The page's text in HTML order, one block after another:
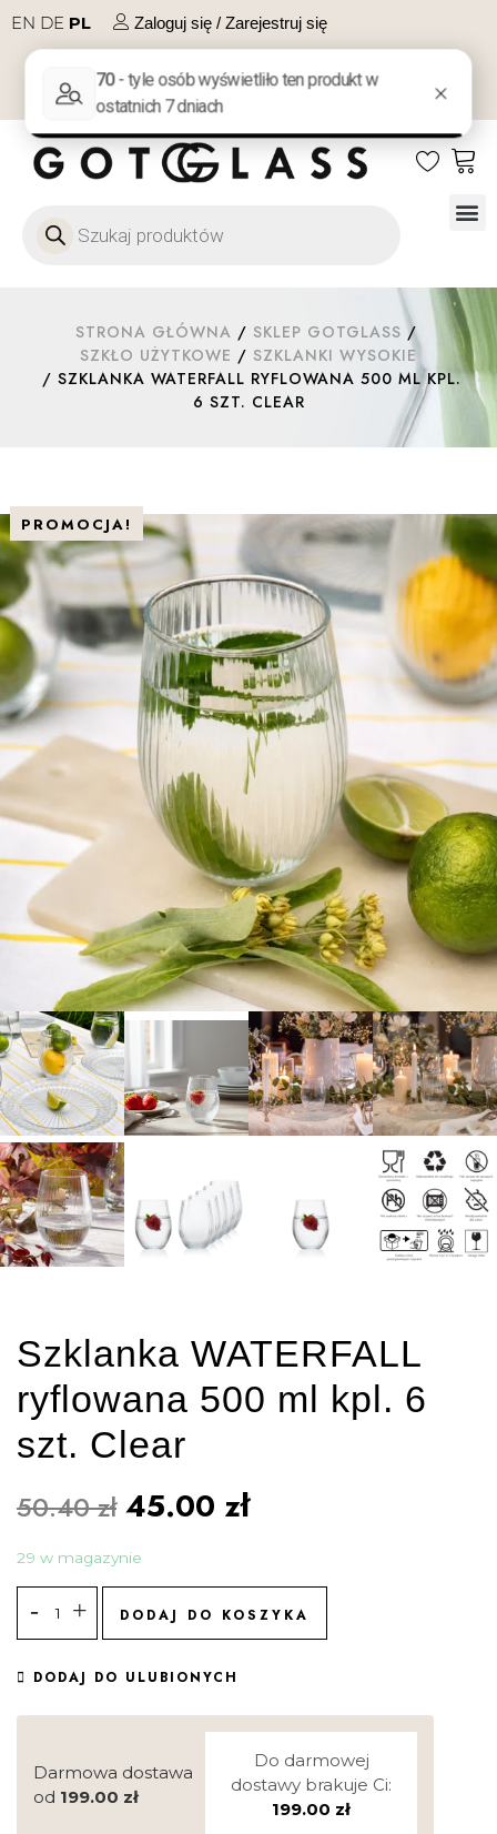
EN DE PL Zaloguj się / Zarejestruj się
NA PREZENT KONTAKT
STRONA GŁÓWNA / SKLEP GOTGLASS /
SZKŁO UŻYTKOWE / SZKLANKI WYSOKIE
/ SZKLANKA WATERFALL RYFLOWANA 500 ML KPL.
6 SZT. CLEAR
PROMOCJA!
Szklanka WATERFALL
ryflowana 500 ml kpl. 6
szt. Clear
50.40zł 45.00 zł
29 w magazynie
DODAJ DO KOSZYKA
DODAJ DO ULUBIONYCH
Darmowa dostawa
od 199.00 zł
Do darmowej
dostawy brakuje Ci:
199.00 zł